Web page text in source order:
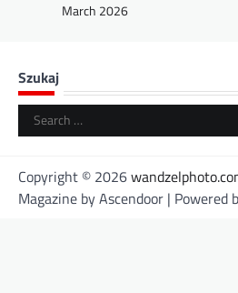
March 2026
Szukaj
Search
for:
Copyright © 2026
Magazine byAscendoor | Powered